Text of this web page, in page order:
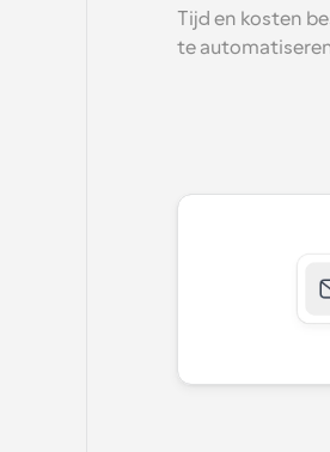
Tijd en kosten
te